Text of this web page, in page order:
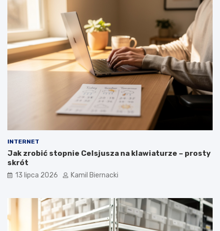
INTERNET
Jak zrobić stopnie Celsjusza na klawiaturze – prosty
skrót
13 lipca 2026 Kamil Biernacki